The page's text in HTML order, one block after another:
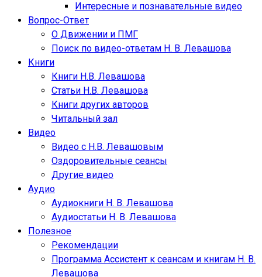
Интересные и познавательные видео
Вопрос-Ответ
О Движении и ПМГ
Поиск по видео-ответам Н. В. Левашова
Книги
Книги Н.В. Левашова
Статьи Н.В. Левашова
Книги других авторов
Читальный зал
Видео
Видео с Н.В. Левашовым
Оздоровительные сеансы
Другие видео
Аудио
Аудиокниги Н. В. Левашова
Аудиостатьи Н. В. Левашова
Полезное
Рекомендации
Программа Ассистент к сеансам и книгам Н. В.
Левашова